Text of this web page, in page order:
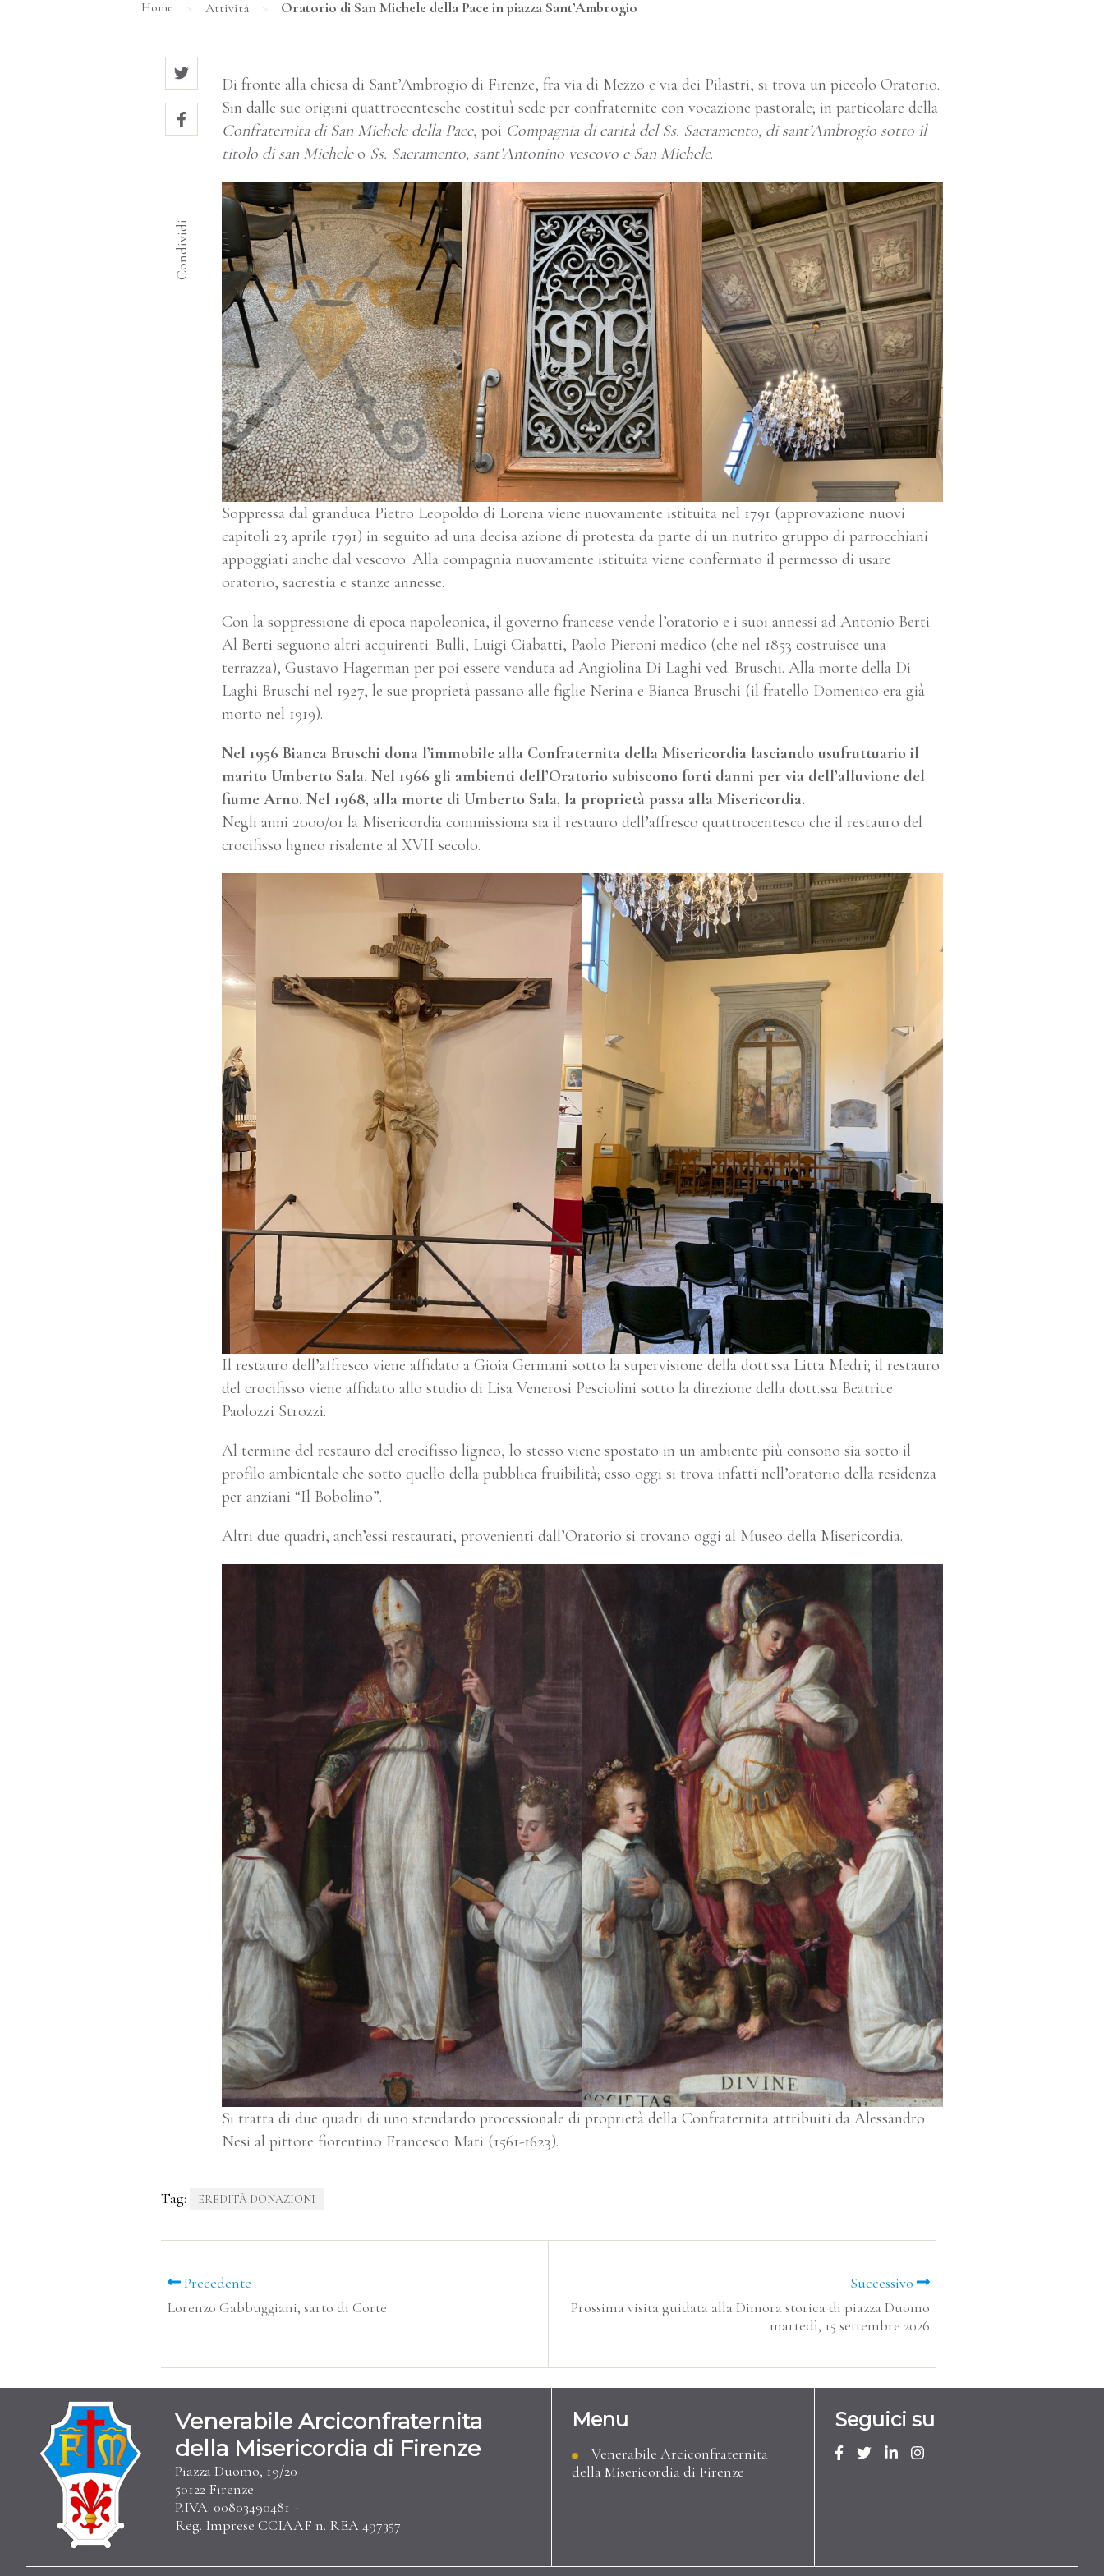
Home > Attività > Oratorio di San Michele della Pace in piazza Sant’Ambrogio
Condividi
Di fronte alla chiesa di Sant’Ambrogio di Firenze, fra via di Mezzo e via dei Pilastri, si trova un piccolo Oratorio.
Sin dalle sue origini quattrocentesche costituì sede per confraternite con vocazione pastorale; in particolare della
Confraternita di San Michele della Pace, poi Compagnia di carità del Ss. Sacramento, di sant’Ambrogio sotto il
titolo di san Micheleo Ss. Sacramento, sant’Antonino vescovo e San Michele.
Soppressa dal granduca Pietro Leopoldo di Lorena viene nuovamente istituita nel 1791 (approvazione nuovi
capitoli 23 aprile 1791) in seguito ad una decisa azione di protesta da parte di un nutrito gruppo di parrocchiani
appoggiati anche dal vescovo. Alla compagnia nuovamente istituita viene confermato il permesso di usare
oratorio, sacrestia e stanze annesse.
Con la soppressione di epoca napoleonica, il governo francese vende l’oratorio e i suoi annessi ad Antonio Berti.
Al Berti seguono altri acquirenti: Bulli, Luigi Ciabatti, Paolo Pieroni medico (che nel 1853 costruisce una
terrazza), Gustavo Hagerman per poi essere venduta ad Angiolina Di Laghi ved. Bruschi. Alla morte della Di
Laghi Bruschi nel 1927, le sue proprietà passano alle figlie Nerina e Bianca Bruschi (il fratello Domenico era già
morto nel 1919).
Nel 1956 Bianca Bruschi dona l’immobile alla Confraternita della Misericordia lasciando usufruttuario il
marito Umberto Sala. Nel 1966 gli ambienti dell’Oratorio subiscono forti danni per via dell’alluvione del
fiume Arno. Nel 1968, alla morte di Umberto Sala, la proprietà passa alla Misericordia.
Negli anni 2000/01 la Misericordia commissiona sia il restauro dell’affresco quattrocentesco che il restauro del
crocifisso ligneo risalente al XVII secolo.
Il restauro dell’affresco viene affidato a Gioia Germani sotto la supervisione della dott.ssa Litta Medri; il restauro
del crocifisso viene affidato allo studio di Lisa Venerosi Pesciolini sotto la direzione della dott.ssa Beatrice
Paolozzi Strozzi.
Al termine del restauro del crocifisso ligneo, lo stesso viene spostato in un ambiente più consono sia sotto il
profilo ambientale che sotto quello della pubblica fruibilità; esso oggi si trova infatti nell’oratorio della residenza
per anziani “Il Bobolino”.
Altri due quadri, anch’essi restaurati, provenienti dall’Oratorio si trovano oggi al Museo della Misericordia.
Si tratta di due quadri di uno stendardo processionale di proprietà della Confraternita attribuiti da Alessandro
Nesi al pittore fiorentino Francesco Mati (1561-1623).
Tag: EREDITÀ DONAZIONI
Precedente
Lorenzo Gabbuggiani, sarto di Corte
Successivo
Prossima visita guidata alla Dimora storica di piazza Duomo
martedì, 15 settembre 2026
Venerabile Arciconfraternita
della Misericordia di Firenze
Piazza Duomo, 19/20
50122 Firenze
P.IVA: 00803490481 -
Reg. Imprese CCIAAF n. REA 497357
Menu
Venerabile Arciconfraternita
della Misericordia di Firenze
Seguici su